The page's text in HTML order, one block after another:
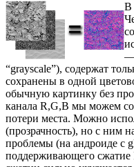
В
—
“grayscale”), содержат
сохранены в одной
обычную картинку без
канала R,G,B мы можем
потери места. Можно
(прозрачность), но с ним
проблемы (на андроиде с
поддерживающего сжатие